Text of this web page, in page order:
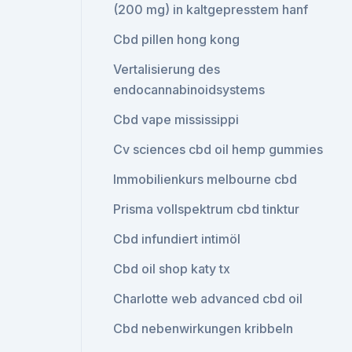
(200 mg) in kaltgepresstem hanf
Cbd pillen hong kong
Vertalisierung des
endocannabinoidsystems
Cbd vape mississippi
Cv sciences cbd oil hemp gummies
Immobilienkurs melbourne cbd
Prisma vollspektrum cbd tinktur
Cbd infundiert intimöl
Cbd oil shop katy tx
Charlotte web advanced cbd oil
Cbd nebenwirkungen kribbeln